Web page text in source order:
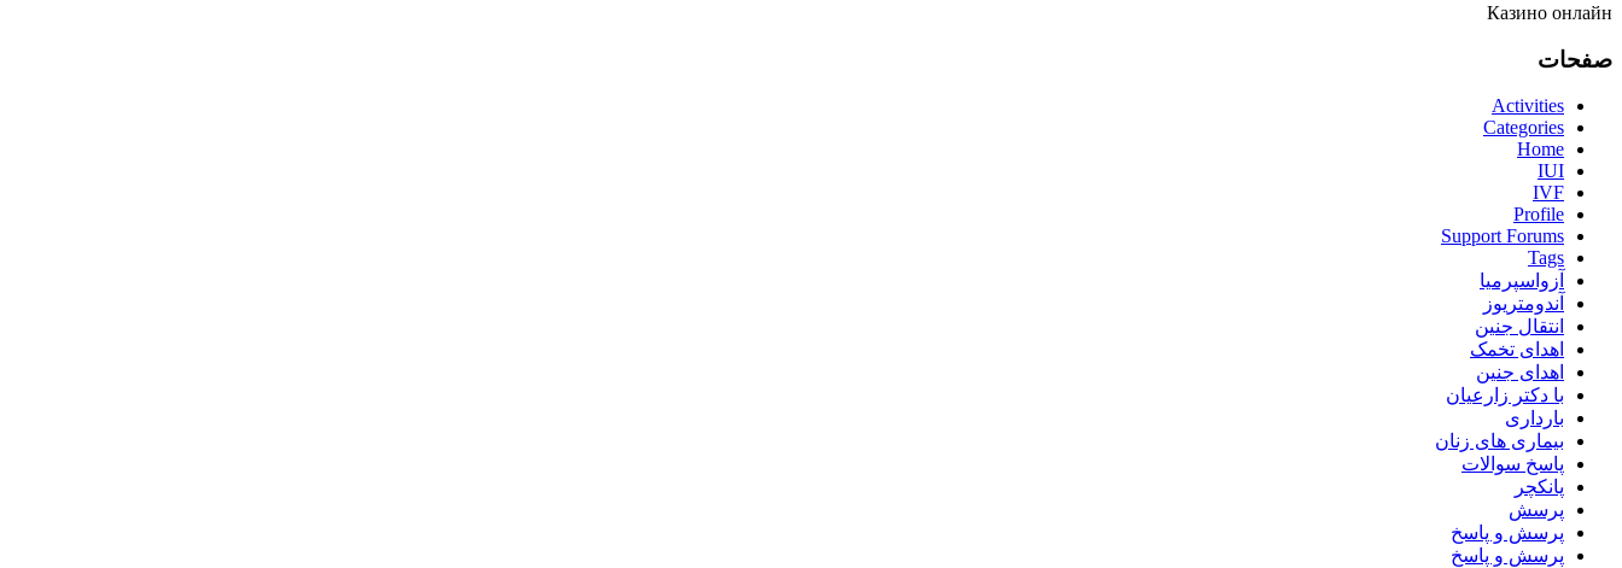
Казино онлайн
صفحات
Activities
Categories
Home
IUI
IVF
Profile
Support Forums
Tags
آزواسپرمیا
آندومتریوز
انتقال جنین
اهدای تخمک
اهدای جنین
با دکتر زارعیان
بارداری
بیماری های زنان
پاسخ سوالات
پانکچر
پرسش
پرسش و پاسخ
پرسش و پاسخ